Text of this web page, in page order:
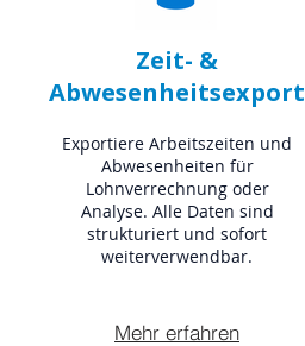
Zeit- &
Abwesenheitsexport
Exportiere Arbeitszeiten und
Abwesenheiten für
Lohnverrechnung oder
Analyse. Alle Daten sind
strukturiert und sofort
weiterverwendbar.
Mehr erfahren